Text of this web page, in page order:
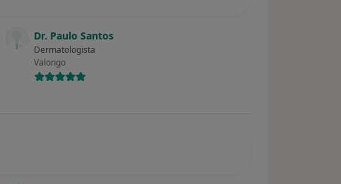
Dr. Paulo Santos
Dermatologista
Valongo